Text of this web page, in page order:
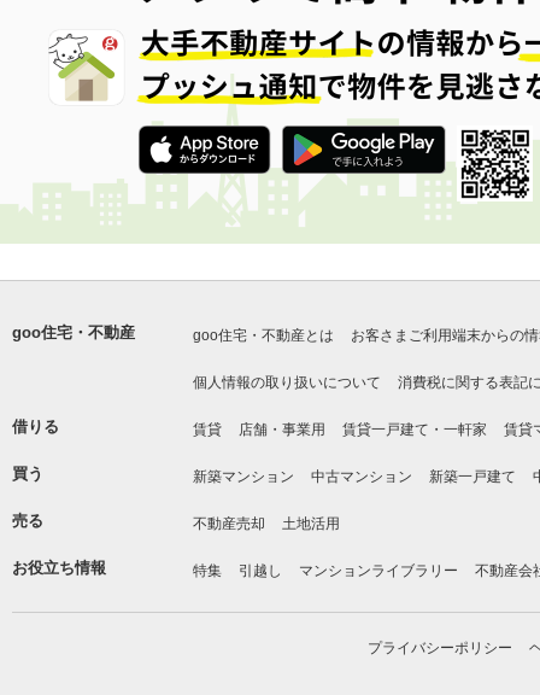
goo住宅・不動産 goo住宅・不動産とは お客さまご利用端末からの
個人情報の取り扱いについて 消費税に関する表記
借りる 賃貸 店舗・事業用 賃貸一戸建て・一軒家 賃貸
買う 新築マンション 中古マンション 新築一戸建て
売る 不動産売却 土地活用
お役立ち情報 特集 引越し マンションライブラリー 不動産会
プライバシーポリシー